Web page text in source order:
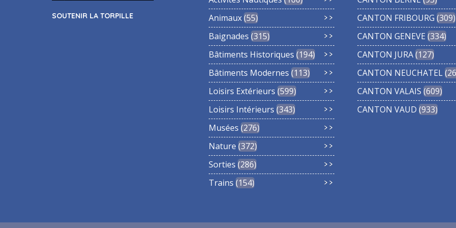
SOUTENIR LA TORPILLE
Animaux 55
Baignades 315
Bâtiments Historiques 194
Bâtiments Modernes 113
Loisirs Extérieurs 599
Loisirs Intérieurs 343
Musées 276
Nature 372
Sorties 286
Trains 154
CANTON FRIBOURG 309
CANTON GENEVE 334
CANTON JURA 127
CANTON NEUCHATEL
CANTON VALAIS 609
CANTON VAUD 933